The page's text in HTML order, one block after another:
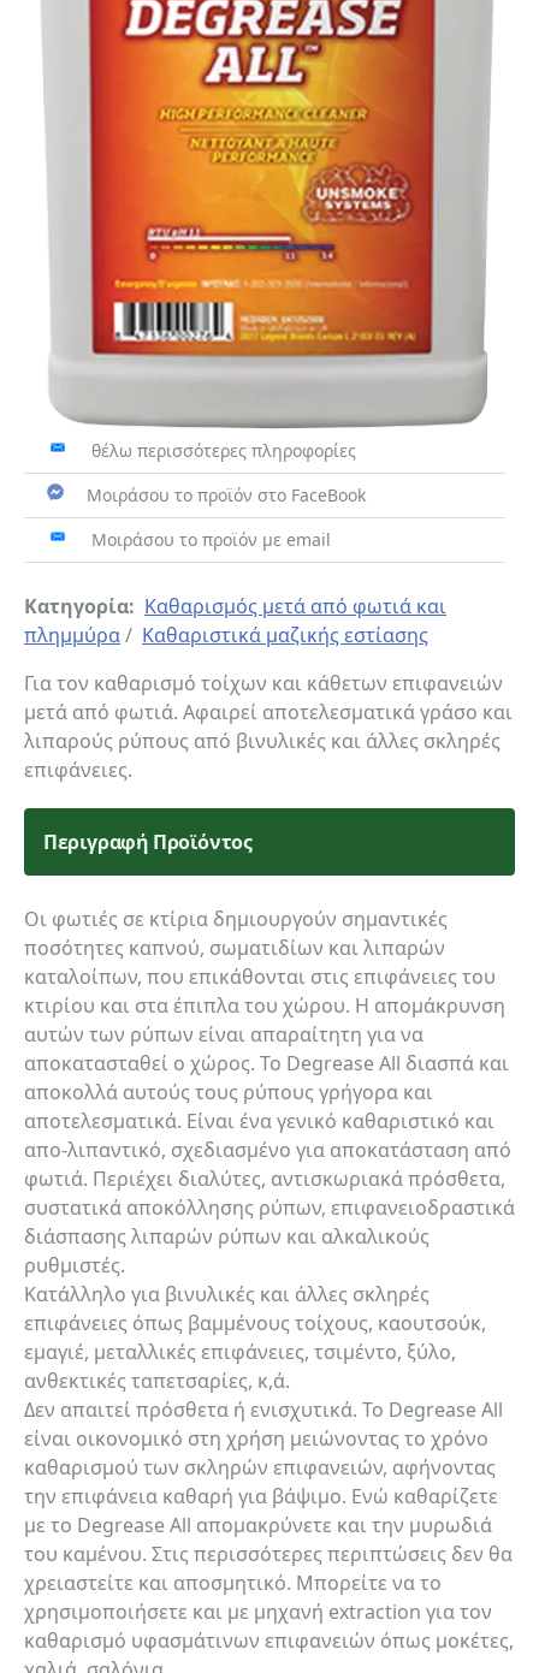
θέλω περισσότερες πληροφορίες
Μοιράσου το προϊόν στο FaceBook
Μοιράσου το προϊόν με email
Κατηγορία: Καθαρισμός μετά από φωτιά και
πλημμύρα/ Καθαριστικά μαζικής εστίασης
Για τον καθαρισμό τοίχων και κάθετων επιφανειών
μετά από φωτιά. Αφαιρεί αποτελεσματικά γράσο και
λιπαρούς ρύπους από βινυλικές και άλλες σκληρές
επιφάνειες.
Περιγραφή Προϊόντος
Οι φωτιές σε κτίρια δημιουργούν σημαντικές
ποσότητες καπνού, σωματιδίων και λιπαρών
καταλοίπων, που επικάθονται στις επιφάνειες του
κτιρίου και στα έπιπλα του χώρου. Η απομάκρυνση
αυτών των ρύπων είναι απαραίτητη για να
αποκατασταθεί ο χώρος. Το Degrease All διασπά και
αποκολλά αυτούς τους ρύπους γρήγορα και
αποτελεσματικά. Είναι ένα γενικό καθαριστικό και
απο-λιπαντικό, σχεδιασμένο για αποκατάσταση από
φωτιά. Περιέχει διαλύτες, αντισκωριακά πρόσθετα,
συστατικά αποκόλλησης ρύπων, επιφανειοδραστικά
διάσπασης λιπαρών ρύπων και αλκαλικούς
ρυθμιστές.
Κατάλληλο για βινυλικές και άλλες σκληρές
επιφάνειες όπως βαμμένους τοίχους, καουτσούκ,
εμαγιέ, μεταλλικές επιφάνειες, τσιμέντο, ξύλο,
ανθεκτικές ταπετσαρίες, κ,ά.
Δεν απαιτεί πρόσθετα ή ενισχυτικά. Το Degrease All
είναι οικονομικό στη χρήση μειώνοντας το χρόνο
καθαρισμού των σκληρών επιφανειών, αφήνοντας
την επιφάνεια καθαρή για βάψιμο. Ενώ καθαρίζετε
με το Degrease All απομακρύνετε και την μυρωδιά
του καμένου. Στις περισσότερες περιπτώσεις δεν θα
χρειαστείτε και αποσμητικό. Μπορείτε να το
χρησιμοποιήσετε και με μηχανή extraction για τον
καθαρισμό υφασμάτινων επιφανειών όπως μοκέτες,